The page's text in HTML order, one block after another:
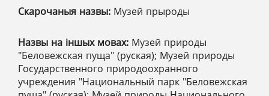
Скарочаныя назвы: Музей прыроды
Назвы на іншых мовах: Музей природы
"Беловежская пуща" (руская); Музей природы
Государственного природоохранного
учреждения "Национальный парк "Беловежская